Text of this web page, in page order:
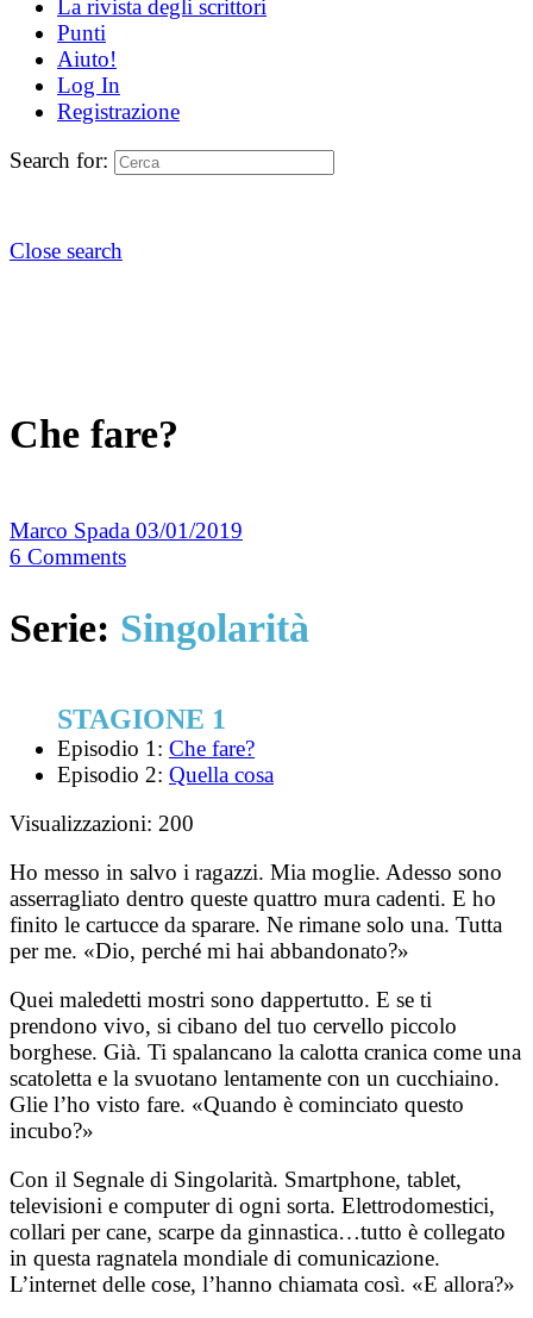
La rivista degli scrittori
Punti
Aiuto!
Log In
Registrazione
Search for:
Close search
Che fare?
Marco Spada 03/01/2019
6 Comments
Serie: Singolarità
STAGIONE 1
Episodio 1: Che fare?
Episodio 2: Quella cosa
Visualizzazioni: 200
Ho messo in salvo i ragazzi. Mia moglie. Adesso sono
asserragliato dentro queste quattro mura cadenti. E ho
finito le cartucce da sparare. Ne rimane solo una. Tutta
per me. «Dio, perché mi hai abbandonato?»
Quei maledetti mostri sono dappertutto. E se ti
prendono vivo, si cibano del tuo cervello piccolo
borghese. Già. Ti spalancano la calotta cranica come una
scatoletta e la svuotano lentamente con un cucchiaino.
Glie l’ho visto fare. «Quando è cominciato questo
incubo?»
Con il Segnale di Singolarità. Smartphone, tablet,
televisioni e computer di ogni sorta. Elettrodomestici,
collari per cane, scarpe da ginnastica…tutto è collegato
in questa ragnatela mondiale di comunicazione.
L’internet delle cose, l’hanno chiamata così. «E allora?»